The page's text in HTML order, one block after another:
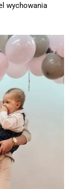
wychowania